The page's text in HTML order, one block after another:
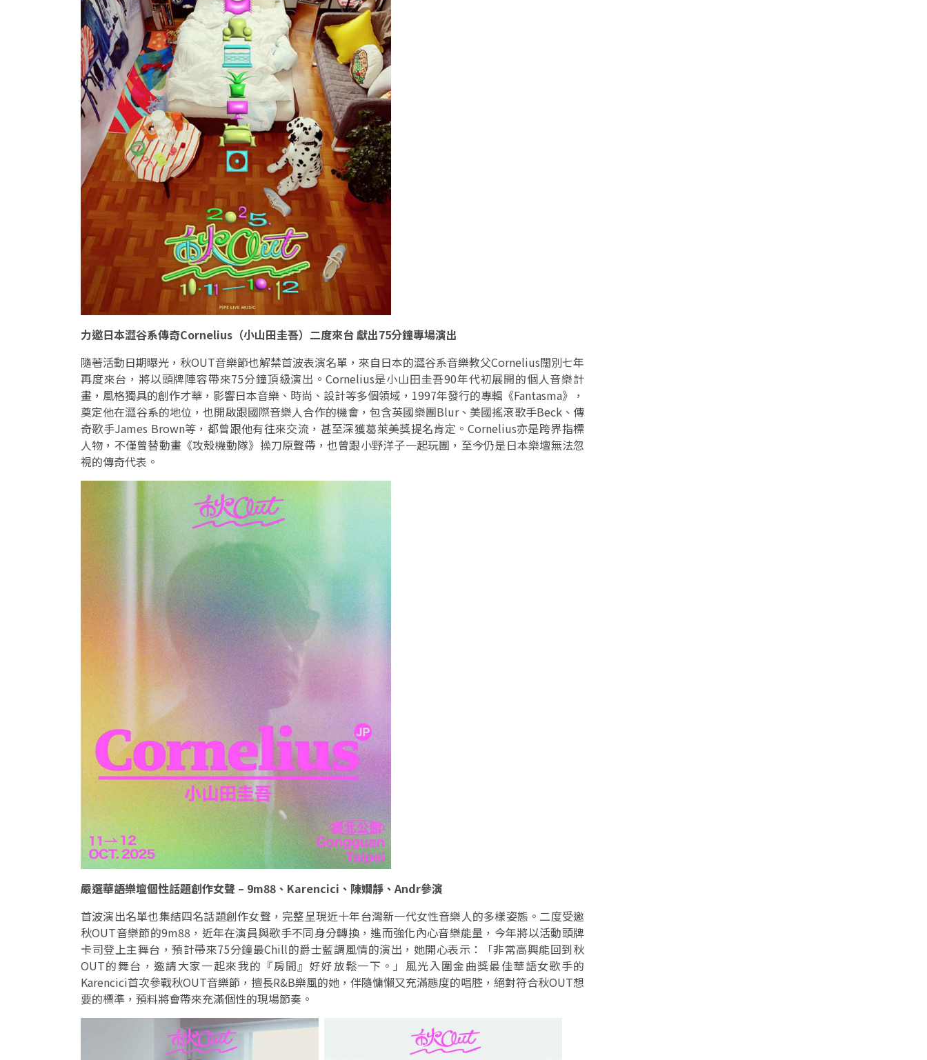
力邀日本澀谷系傳奇Cornelius（小山田圭吾）二度來台 獻出75分鐘專場演出
隨著活動日期曝光，秋OUT音樂節也解禁首波表演名單，來自日本的澀谷系音樂教父Cornelius闊別七年
再度來台，將以頭牌陣容帶來75分鐘頂級演出。Cornelius是小山田圭吾90年代初展開的個人音樂計
畫，風格獨具的創作才華，影響日本音樂、時尚、設計等多個領域，1997年發行的專輯《Fantasma》，
奠定他在澀谷系的地位，也開啟跟國際音樂人合作的機會，包含英國樂團Blur、美國搖滾歌手Beck、傳
奇歌手James Brown等，都曾跟他有往來交流，甚至深獲葛萊美獎提名肯定。Cornelius亦是跨界指標
人物，不僅曾替動畫《攻殼機動隊》操刀原聲帶，也曾跟小野洋子一起玩團，至今仍是日本樂壇無法忽
視的傳奇代表。
嚴選華語樂壇個性話題創作女聲 – 9m88、Karencici、陳嫺靜、Andr參演
首波演出名單也集結四名話題創作女聲，完整呈現近十年台灣新一代女性音樂人的多樣姿態。二度受邀
秋OUT音樂節的9m88，近年在演員與歌手不同身分轉換，進而強化內心音樂能量，今年將以活動頭牌
卡司登上主舞台，預計帶來75分鐘最Chill的爵士藍調風情的演出，她開心表示：「非常高興能回到秋
OUT的舞台，邀請大家一起來我的『房間』好好放鬆一下。」風光入圍金曲獎最佳華語女歌手的
Karencici首次參戰秋OUT音樂節，擅長R&B樂風的她，伴隨慵懶又充滿態度的唱腔，絕對符合秋OUT想
要的標準，預料將會帶來充滿個性的現場節奏。